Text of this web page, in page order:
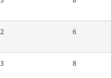
2 6
3 8